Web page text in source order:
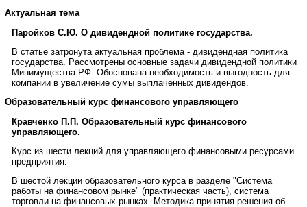
Актуальная тема
Паройков С.Ю. О дивидендной политике государства.
В статье затронута актуальная проблема - дивидендная политика
государства. Рассмотрены основные задачи дивидендной политики
Минимущества РФ. Обоснована необходимость и выгодность для
компании в увеличение сумы выплаченных дивидендов.
Образовательный курс финансового управляющего
Кравченко П.П. Образовательный курс финансового
управляющего.
Курс из шести лекций для управляющего финансовыми ресурсами
предприятия.
В шестой лекции образовательного курса в разделе "Система
работы на финансовом рынке" (практическая часть), система
торговли на финансовых рынках. Методика принятия решения об